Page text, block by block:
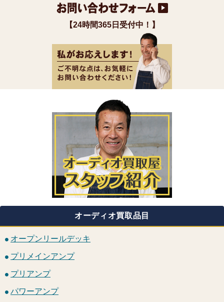
【24時間365日受付中！】
オーディオ買取品目
オープンリールデッキ
プリメインアンプ
プリアンプ
パワーアンプ